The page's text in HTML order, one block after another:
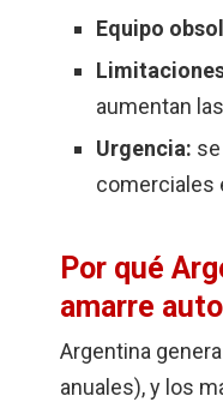
Equipo
aumentan
Urgencia:
comerciales
Por qué
amarre
Argentina
anuales), y los